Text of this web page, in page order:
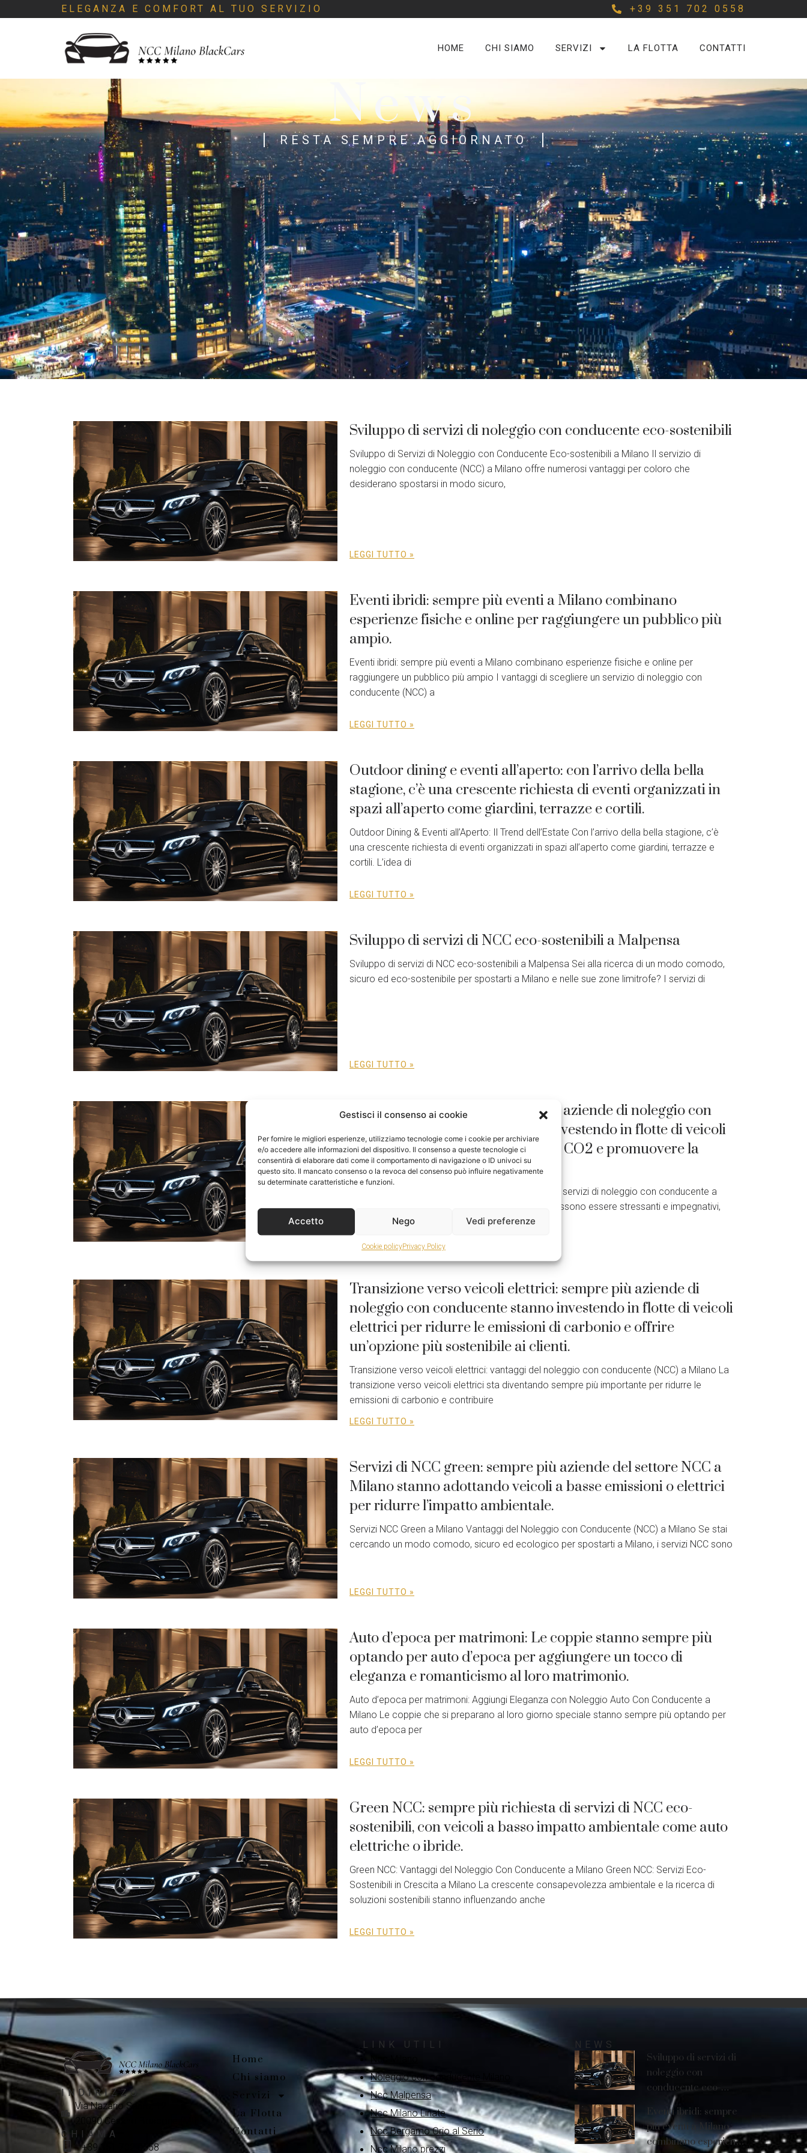
Gestisci il consenso ai cookie
Per fornire le migliori esperienze, utilizziamo tecnologie come i cookie per archiviare
e/o accedere alle informazioni del dispositivo. Il consenso a queste tecnologie ci
consentirà di elaborare dati come il comportamento di navigazione o ID univoci su
questo sito. Il mancato consenso o la revoca del consenso può influire negativamente
su determinate caratteristiche e funzioni.
Accetto Nego Vedi preferenze
Cookie policyPrivacy Policy
ELEGANZA E COMFORT AL TUO SERVIZIO +39 351 702 0558
HOME CHI SIAMO SERVIZI LA FLOTTA CONTATTI
News
RESTA SEMPRE AGGIORNATO
Sviluppo di servizi di noleggio con conducente eco-sostenibili
Sviluppo di Servizi di Noleggio con Conducente Eco-sostenibili a Milano Il servizio di
noleggio con conducente (NCC) a Milano offre numerosi vantaggi per coloro che
desiderano spostarsi in modo sicuro,
LEGGI TUTTO »
Eventi ibridi: sempre più eventi a Milano combinano
esperienze fisiche e online per raggiungere un pubblico più
ampio.
Eventi ibridi: sempre più eventi a Milano combinano esperienze fisiche e online per
raggiungere un pubblico più ampio I vantaggi di scegliere un servizio di noleggio con
conducente (NCC) a
LEGGI TUTTO »
Outdoor dining e eventi all’aperto: con l’arrivo della bella
stagione, c’è una crescente richiesta di eventi organizzati in
spazi all’aperto come giardini, terrazze e cortili.
Outdoor Dining & Eventi all’Aperto: Il Trend dell’Estate Con l’arrivo della bella stagione, c’è
una crescente richiesta di eventi organizzati in spazi all’aperto come giardini, terrazze e
cortili. L’idea di
LEGGI TUTTO »
Sviluppo di servizi di NCC eco-sostenibili a Malpensa
Sviluppo di servizi di NCC eco-sostenibili a Malpensa Sei alla ricerca di un modo comodo,
sicuro ed eco-sostenibile per spostarti a Milano e nelle sue zone limitrofe? I servizi di
LEGGI TUTTO »
Uso di veicoli elettrici: sempre più aziende di noleggio con
conducente a Malpensa stanno investendo in flotte di veicoli
elettrici per ridurre le emissioni di CO2 e promuovere la
sostenibilità ambientale.
Uso di veicoli elettrici: investimento sostenibile per servizi di noleggio con conducente a
Malpensa Gli spostamenti in città come Milano possono essere stressanti e impegnativi,
soprattutto quando si è in
LEGGI TUTTO »
Transizione verso veicoli elettrici: sempre più aziende di
noleggio con conducente stanno investendo in flotte di veicoli
elettrici per ridurre le emissioni di carbonio e offrire
un’opzione più sostenibile ai clienti.
Transizione verso veicoli elettrici: vantaggi del noleggio con conducente (NCC) a Milano La
transizione verso veicoli elettrici sta diventando sempre più importante per ridurre le
emissioni di carbonio e contribuire
LEGGI TUTTO »
Servizi di NCC green: sempre più aziende del settore NCC a
Milano stanno adottando veicoli a basse emissioni o elettrici
per ridurre l’impatto ambientale.
Servizi NCC Green a Milano Vantaggi del Noleggio con Conducente (NCC) a Milano Se stai
cercando un modo comodo, sicuro ed ecologico per spostarti a Milano, i servizi NCC sono
LEGGI TUTTO »
Auto d’epoca per matrimoni: Le coppie stanno sempre più
optando per auto d’epoca per aggiungere un tocco di
eleganza e romanticismo al loro matrimonio.
Auto d’epoca per matrimoni: Aggiungi Eleganza con Noleggio Auto Con Conducente a
Milano Le coppie che si preparano al loro giorno speciale stanno sempre più optando per
auto d’epoca per
LEGGI TUTTO »
Green NCC: sempre più richiesta di servizi di NCC eco-
sostenibili, con veicoli a basso impatto ambientale come auto
elettriche o ibride.
Green NCC: Vantaggi del Noleggio Con Conducente a Milano Green NCC: Servizi Eco-
Sostenibili in Crescita a Milano La crescente consapevolezza ambientale e la ricerca di
soluzioni sostenibili stanno influenzando anche
LEGGI TUTTO »
INDIRIZZO
Via Nazario Sauro, 12
20090 Cesano Boscone (MI)
CHIAMA
+39 351 702 0558
LINK UTILI
Home
Chi siamo
Servizi
La Flotta
Contatti
Noleggio con conducente Milano
Ncc Malpensa
Ncc Milano Linate
Ncc Bergamo Orio al Serio
Ncc Milano prezzi
NEWS
Sviluppo di servizi di
noleggio con
conducente eco-
sostenibili
Eventi ibridi: sempre
più eventi a Milano
combinano esperienze